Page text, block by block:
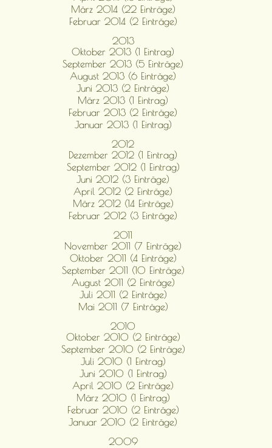
März 2014 (22 Einträge)
Februar 2014 (2 Einträge)
2013
Oktober 2013 (1 Eintrag)
September 2013 (5 Einträge)
August 2013 (6 Einträge)
Juni 2013 (2 Einträge)
März 2013 (1 Eintrag)
Februar 2013 (2 Einträge)
Januar 2013 (1 Eintrag)
2012
Dezember 2012 (1 Eintrag)
September 2012 (1 Eintrag)
Juni 2012 (3 Einträge)
April 2012 (2 Einträge)
März 2012 (14 Einträge)
Februar 2012 (3 Einträge)
2011
November 2011 (7 Einträge)
Oktober 2011 (4 Einträge)
September 2011 (10 Einträge)
August 2011 (2 Einträge)
Juli 2011 (2 Einträge)
Mai 2011 (7 Einträge)
2010
Oktober 2010 (2 Einträge)
September 2010 (2 Einträge)
Juli 2010 (1 Eintrag)
Juni 2010 (1 Eintrag)
April 2010 (2 Einträge)
März 2010 (1 Eintrag)
Februar 2010 (2 Einträge)
Januar 2010 (2 Einträge)
2009